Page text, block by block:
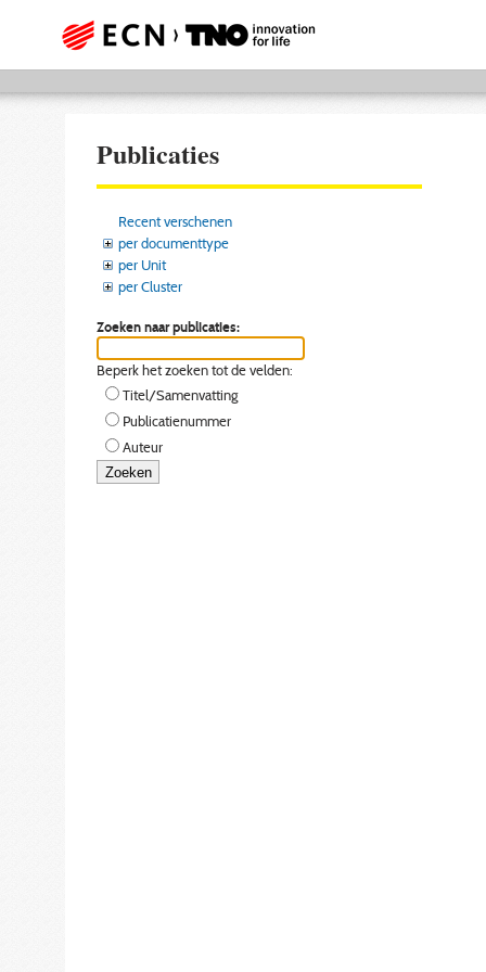
Publicaties
Recent verschenen
per documenttype
per Unit
per Cluster
Zoeken naar publicaties:
Beperk het zoeken tot de velden:
Titel/Samenvatting
Publicatienummer
Auteur